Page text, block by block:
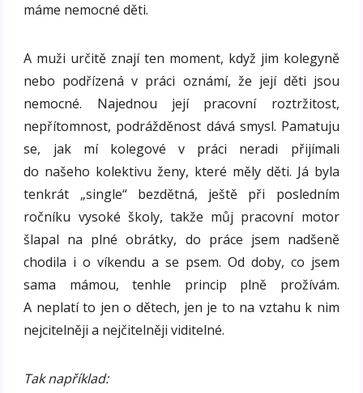
máme nemocné děti.
A muži určitě znají ten moment, když jim kolegyně
nebo podřízená v práci oznámí, že její děti jsou
nemocné. Najednou její pracovní roztržitost,
nepřítomnost, podrážděnost dává smysl. Pamatuju
se, jak mí kolegové v práci neradi přijímali
do našeho kolektivu ženy, které měly děti. Já byla
tenkrát „single“ bezdětná, ještě při posledním
ročníku vysoké školy, takže můj pracovní motor
šlapal na plné obrátky, do práce jsem nadšeně
chodila i o víkendu a se psem. Od doby, co jsem
sama mámou, tenhle princip plně prožívám.
A neplatí to jen o dětech, jen je to na vztahu k nim
nejcitelněji a nejčitelněji viditelné.
Tak například: